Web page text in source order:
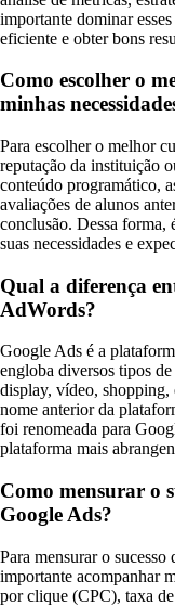
importante dominar
eficiente e obter bons
Como escolher o
minhas
Para escolher o melhor
reputação da instituição
conteúdo programático,
avaliações de alunos
conclusão. Dessa forma,
suas necessidades e
Qual a diferença
AdWords?
Google Ads é a
engloba diversos tipos
display, vídeo, shopping,
nome anterior da
foi renomeada para
plataforma mais
Como mensurar o
Google Ads?
Para mensurar o
importante acompanhar
por clique (CPC), taxa